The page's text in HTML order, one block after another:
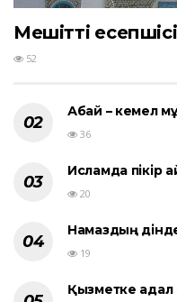
Мешіттің есепшісі
52
Абай – кемел
36
Исламда пікір
20
Намаздың
19
Қызметке адал